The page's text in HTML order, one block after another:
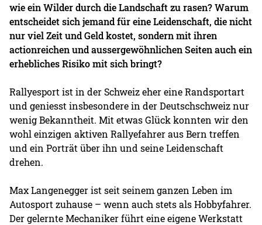
wie ein Wilder durch die Landschaft zu rasen? Warum
entscheidet sich jemand für eine Leidenschaft, die nicht
nur viel Zeit und Geld kostet, sondern mit ihren
actionreichen und aussergewöhnlichen Seiten auch ein
erhebliches Risiko mit sich bringt?
Rallyesport ist in der Schweiz eher eine Randsportart
und geniesst insbesondere in der Deutschschweiz nur
wenig Bekanntheit. Mit etwas Glück konnten wir den
wohl einzigen aktiven Rallyefahrer aus Bern treffen
und ein Porträt über ihn und seine Leidenschaft
drehen.
Max Langenegger ist seit seinem ganzen Leben im
Autosport zuhause – wenn auch stets als Hobbyfahrer.
Der gelernte Mechaniker führt eine eigene Werkstatt